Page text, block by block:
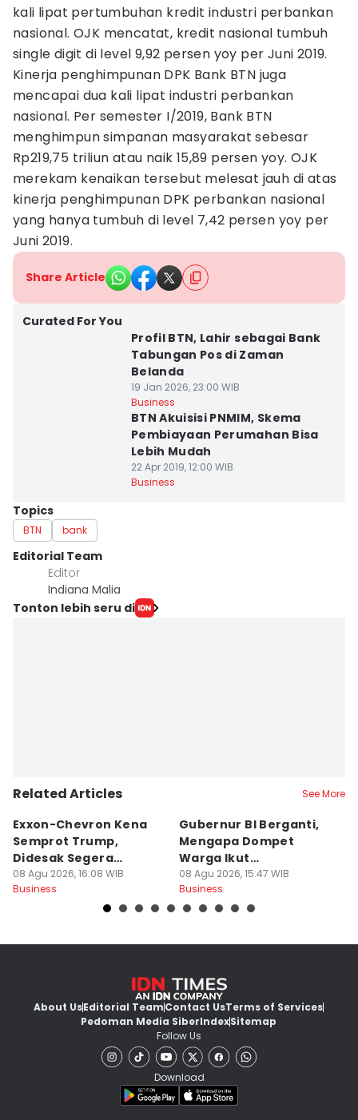
kali lipat pertumbuhan kredit industri perbankan
nasional. OJK mencatat, kredit nasional tumbuh
single digit di level 9,92 persen yoy per Juni 2019.
Kinerja penghimpunan DPK Bank BTN juga
mencapai dua kali lipat industri perbankan
nasional. Per semester I/2019, Bank BTN
menghimpun simpanan masyarakat sebesar
Rp219,75 triliun atau naik 15,89 persen yoy. OJK
merekam kenaikan tersebut melesat jauh di atas
kinerja penghimpunan DPK perbankan nasional
yang hanya tumbuh di level 7,42 persen yoy per
Juni 2019.
Share Article
Curated For You
Profil BTN, Lahir sebagai Bank
Tabungan Pos di Zaman
Belanda
19 Jan 2026, 23:00 WIB
Business
BTN Akuisisi PNMIM, Skema
Pembiayaan Perumahan Bisa
Lebih Mudah
22 Apr 2019, 12:00 WIB
Business
Topics
BTN bank
Editorial Team
Editor
Indiana Malia
Tonton lebih seru di
Related Articles See More
Exxon-Chevron Kena
Semprot Trump,
Didesak Segera
Turunkan Harga BBM
08 Agu 2026, 16:08 WIB
Business
Gubernur BI Berganti,
Mengapa Dompet
Warga Ikut
Terpengaruh?
08 Agu 2026, 15:47 WIB
Business
About UsEditorial TeamContact UsTerms of Services
Pedoman Media SiberIndexSitemap
Follow Us
Download